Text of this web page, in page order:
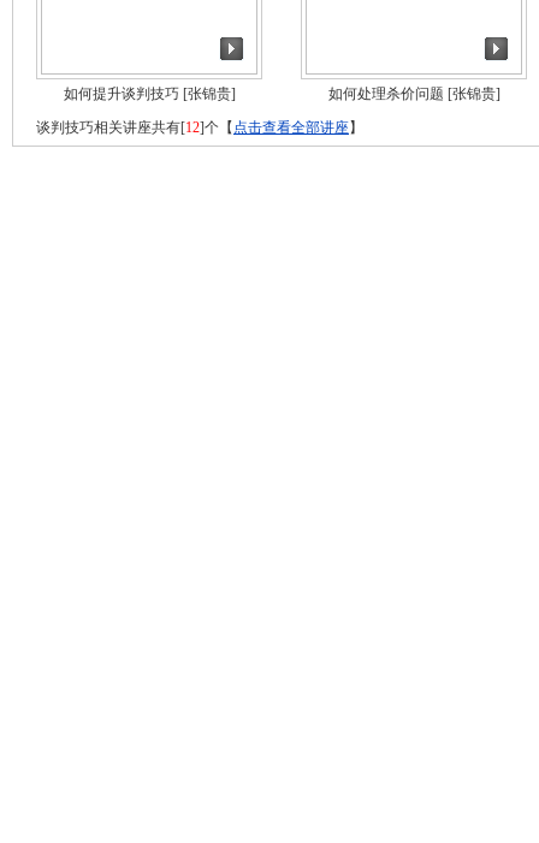
如何提升谈判技巧[张锦贵] 如何处理杀价问题 [张锦贵]
谈判技巧相关讲座共有[12]个【 点击查看全部讲座】